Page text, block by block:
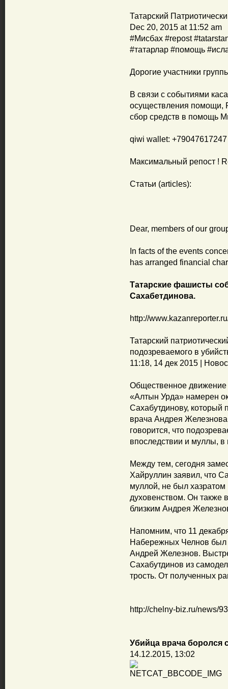
Татарский
Dec 20, 2015 at 11:52 am
#Мисбах #repost
#татарлар #помощь
Дорогие участники
В связи с событиями
осуществления помощи,
сбор средств в помощь
qiwi wallet: +79047617247
Максимальный репост !
Статьи (articles):
Dear, members of our
In facts of the events
has arranged financial
Татарские фашисты
Сахабетдинова.
http://
Татарский
подозреваемого в
11:18, 14 дек 2015 |
Общественное движение
«Алтын Урда» намерен
Сахабутдинову, который
врача Андрея
говорится, что
впоследствии и муллы, в
Между тем, сегодня
Хайруллин заявил, что
муллой, не был хазратом
духовенством. Он также
близким Андрея
Напомним, что 11
Набережных Челнов был
Андрей Железнов.
Сахабутдинов из
трость. От полученных
http://chelny-biz.ru/news/
Убийца врача боролся
14.12.2015, 13:02